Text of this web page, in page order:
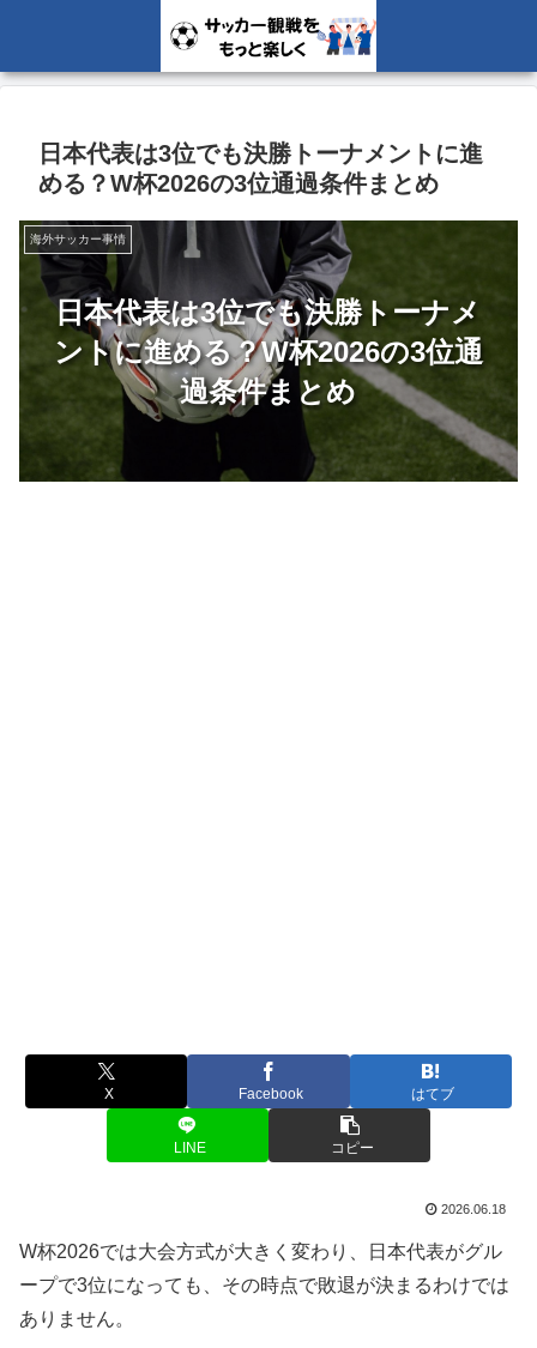
日本代表は3位でも決勝トーナメントに進
める？W杯2026の3位通過条件まとめ
日本代表は3位でも決勝トーナメ
ントに進める？W杯2026の3位通
過条件まとめ
海外サッカー事情
X Facebook はてブ
LINE コピー
2026.06.18
W杯2026では大会方式が大きく変わり、日本代表がグル
ープで3位になっても、その時点で敗退が決まるわけでは
ありません。